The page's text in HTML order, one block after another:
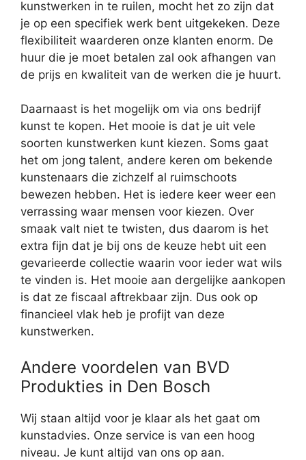
kunstwerken in te ruilen, mocht het zo zijn dat
je op een specifiek werk bent uitgekeken. Deze
flexibiliteit waarderen onze klanten enorm. De
huur die je moet betalen zal ook afhangen van
de prijs en kwaliteit van de werken die je huurt.
Daarnaast is het mogelijk om via ons bedrijf
kunst te kopen. Het mooie is dat je uit vele
soorten kunstwerken kunt kiezen. Soms gaat
het om jong talent, andere keren om bekende
kunstenaars die zichzelf al ruimschoots
bewezen hebben. Het is iedere keer weer een
verrassing waar mensen voor kiezen. Over
smaak valt niet te twisten, dus daarom is het
extra fijn dat je bij ons de keuze hebt uit een
gevarieerde collectie waarin voor ieder wat wils
te vinden is. Het mooie aan dergelijke aankopen
is dat ze fiscaal aftrekbaar zijn. Dus ook op
financieel vlak heb je profijt van deze
kunstwerken.
Andere voordelen van BVD
Produkties in Den Bosch
Wij staan altijd voor je klaar als het gaat om
kunstadvies. Onze service is van een hoog
niveau. Je kunt altijd van ons op aan.